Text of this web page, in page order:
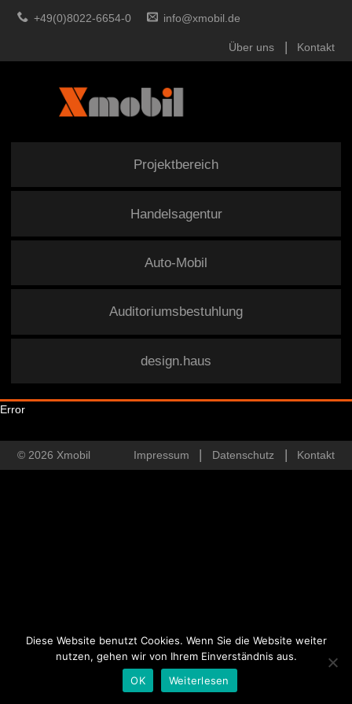
+49(0)8022-6654-0 info@xmobil.de
Über uns Kontakt
Projektbereich
Handelsagentur
Auto-Mobil
Auditoriumsbestuhlung
design.haus
Error
© 2026 Xmobil Impressum Datenschutz Kontakt
Diese Website benutzt Cookies. Wenn Sie die Website weiter
nutzen, gehen wir von Ihrem Einverständnis aus.
OK
Weiterlesen